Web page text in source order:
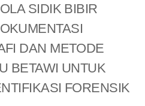
SIDIK BIBIR
DAN METODE
BETAWI UNTUK
FORENSIK